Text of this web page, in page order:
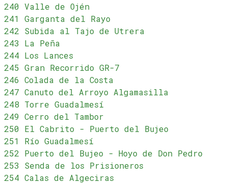
240 Valle de Ojén
241 Garganta del Rayo
242 Subida al Tajo de Utrera
243 La Peña
244 Los Lances
245 Gran Recorrido GR-7
246 Colada de la Costa
247 Canuto del Arroyo Algamasilla
248 Torre Guadalmesí
249 Cerro del Tambor
250 El Cabrito - Puerto del Bujeo
251 Río Guadalmesí
252 Puerto del Bujeo - Hoyo de Don Pedro
253 Senda de los Prisioneros
254 Calas de Algeciras